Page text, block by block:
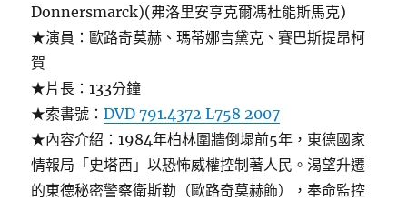
Donnersmarck)(弗洛里安亨克爾馮杜能斯馬克)
★演員：歐路奇莫赫、瑪蒂娜吉黛克、賽巴斯提昂柯
賀
★片長：133分鐘
★索書號：DVD 791.4372 L758 2007
★內容介紹：1984年柏林圍牆倒塌前5年，東德國家
情報局「史塔西」以恐怖威權控制著人民。渴望升遷
的東德秘密警察衛斯勒（歐路奇莫赫飾），奉命監控